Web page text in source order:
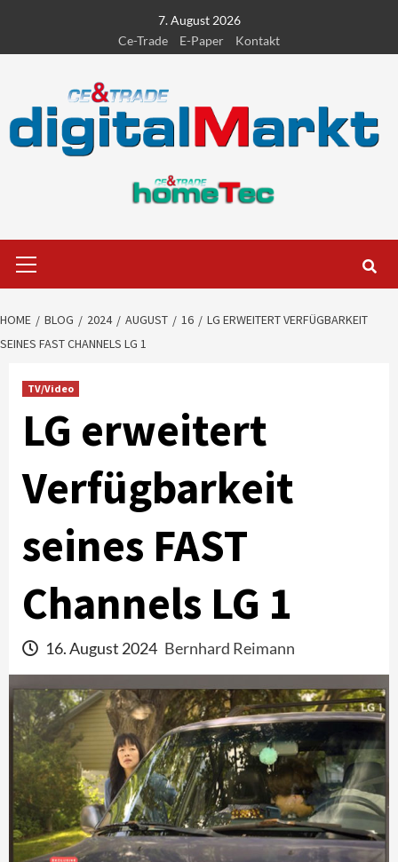
content
7. August 2026
Ce-Trade
E-Paper Kontakt
Menu
HOME BLOG 2024 AUGUST 16
LG ERWEITERT VERFÜGBARKEIT
SEINES FAST CHANNELS LG 1
TV/Video
LG erweitert
Verfügbarkeit
seines FAST
Channels LG 1
16. August 2024 Bernhard Reimann